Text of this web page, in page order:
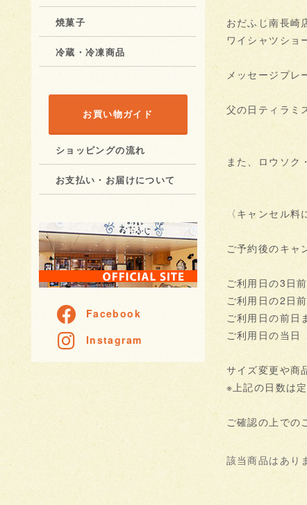
焼菓子
冷蔵・冷凍商品
お買い物ガイド
ショッピングの流れ
お支払い・お届けについて
Facebook
Instagram
おだふじ南長崎
ワイシャツシ
メッセージプ
父の日ティラミ
また、ロウソク
〈キャンセル料
ご予約後のキャ
ご利用日の3
ご利用日の2
ご利用日の前
ご利用日の
サイズ変更や商
※上記の日数は
ご確認の上での
該当商品はあり